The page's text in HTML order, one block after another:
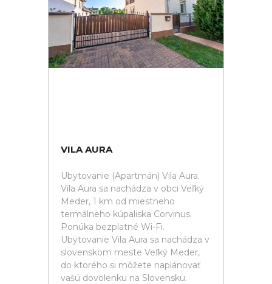
VILA AURA
Ubytovanie (Apartmán) Vila Aura.
Vila Aura sa nachádza v obci Veľký
Meder, 1 km od miestneho
termálneho kúpaliska Corvinus.
Ponúka bezplatné Wi-Fi.
Ubytovanie Vila Aura sa nachádza v
slovenskom meste Veľký Meder,
do ktorého si môžete naplánovať
vašú dovolenku na Slovensku.